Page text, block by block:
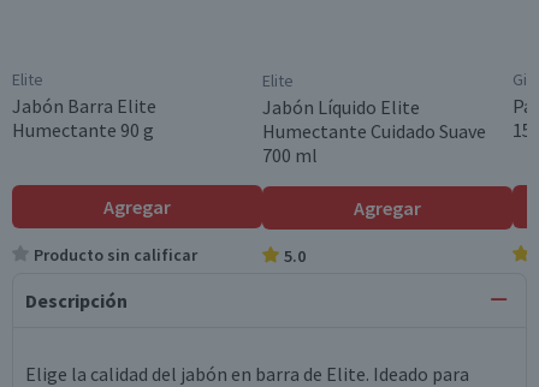
Elite
Jabón Barra Elite
Humectante 90 g
Agregar
Producto sin calificar
Elite
Jabón Líquido Elite
Humectante Cuidado Suave
700 ml
Agregar
5.0
Descripción
Elige la calidad del jabón en barra de Elite. Ideado para